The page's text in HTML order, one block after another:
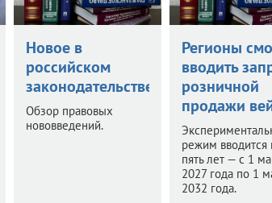
Новое в
российском
законодательстве
Обзор правовых
нововведений.
Регионы
вводить
розничной
продажи
режим вводится
пять лет — с 1
2027 года по 1
2032 года.